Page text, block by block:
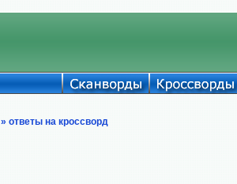
» ответы на кроссворд